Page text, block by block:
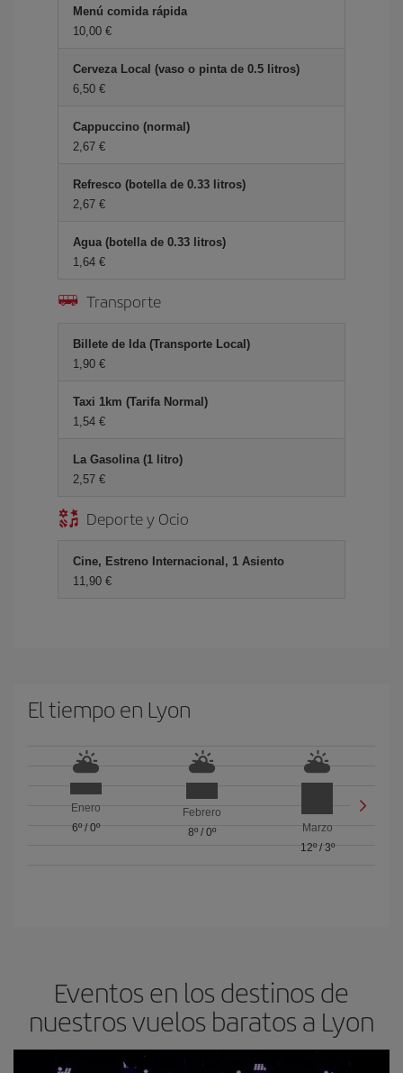
Menú comida rápida
10,00
Cerveza Local (vaso o pinta de 0.5 litros)
6,50
Cappuccino (normal)
2,67
Refresco (botella de 0.33 litros)
2,67
Agua (botella de 0.33 litros)
1,64
Transporte
Billete de Ida (Transporte Local)
1,90
Taxi 1km (Tarifa Normal)
1,54
La Gasolina (1 litro)
2,57
Deporte y Ocio
Cine, Estreno Internacional, 1 Asiento
11,90
El tiempo en Lyon
Enero
6º/ 0º
Febrero
8º/ 0º
Marzo
12º/ 3º
Eventos en los destinos de
nuestros vuelos baratos a Lyon